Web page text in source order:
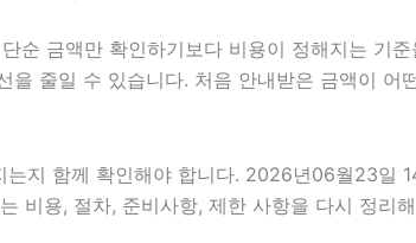
순 금액만 확인하기보다 비용이 정해지는
을 줄일 수 있습니다. 처음 안내받은 금액이
지 함께 확인해야 합니다. 2026년06월23일
비용, 절차, 준비사항, 제한 사항을 다시 정리